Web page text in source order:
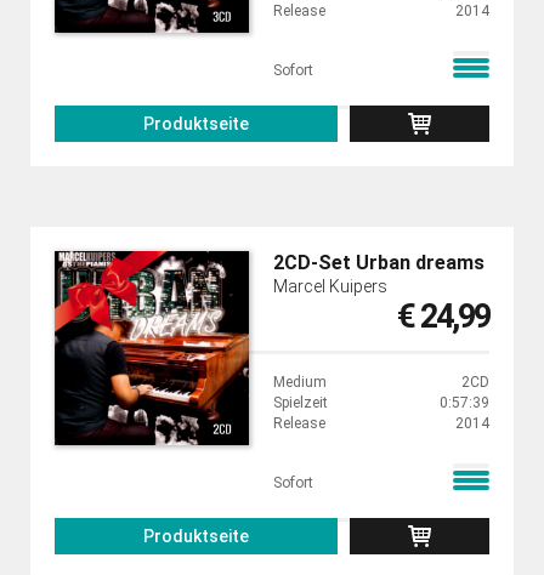
Release
2014
Sofort
Produktseite
2CD-Set Urban dreams
Marcel Kuipers
€ 24,99
Medium
2CD
Spielzeit
0:57:39
Release
2014
Sofort
Produktseite